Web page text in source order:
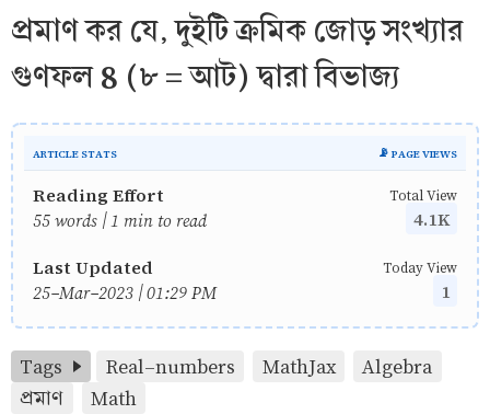
প্রমাণ কর যে, দুইটি ক্রমিক জোড় সংখ্যার
গুণফল 8 (৮ = আট) দ্বারা বিভাজ্য
ARTICLE STATS 📡 PAGE VIEWS
Reading Effort
55 words | 1 min to read
Total View
4.1K
Last Updated
25-Mar-2023 | 01:29 PM
Today View
1
Tags Real-numbers MathJax
Algebra
প্রমাণ
Math